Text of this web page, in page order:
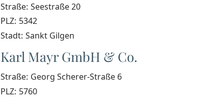
Straße: Seestraße 20
PLZ: 5342
Stadt: Sankt Gilgen
Karl Mayr GmbH & Co.
Straße: Georg Scherer-Straße 6
PLZ: 5760